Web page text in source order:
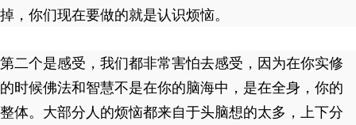
掉，你们现在要做的就是认识烦恼。
第二个是感受，我们都非常害怕去感受，因为在你实修
的时候佛法和智慧不是在你的脑海中，是在全身，你的
整体。大部分人的烦恼都来自于头脑想的太多，上下分